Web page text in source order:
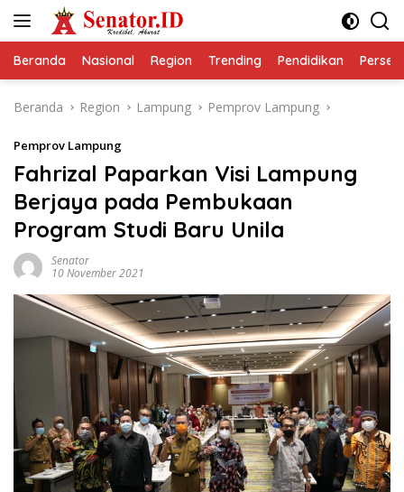
Beranda Nasional Region Trending Pendidikan
Beranda Region Lampung Pemprov Lampung
Pemprov Lampung
Fahrizal Paparkan Visi Lampung
Berjaya pada Pembukaan
Program Studi Baru Unila
Senator
10 November 2021